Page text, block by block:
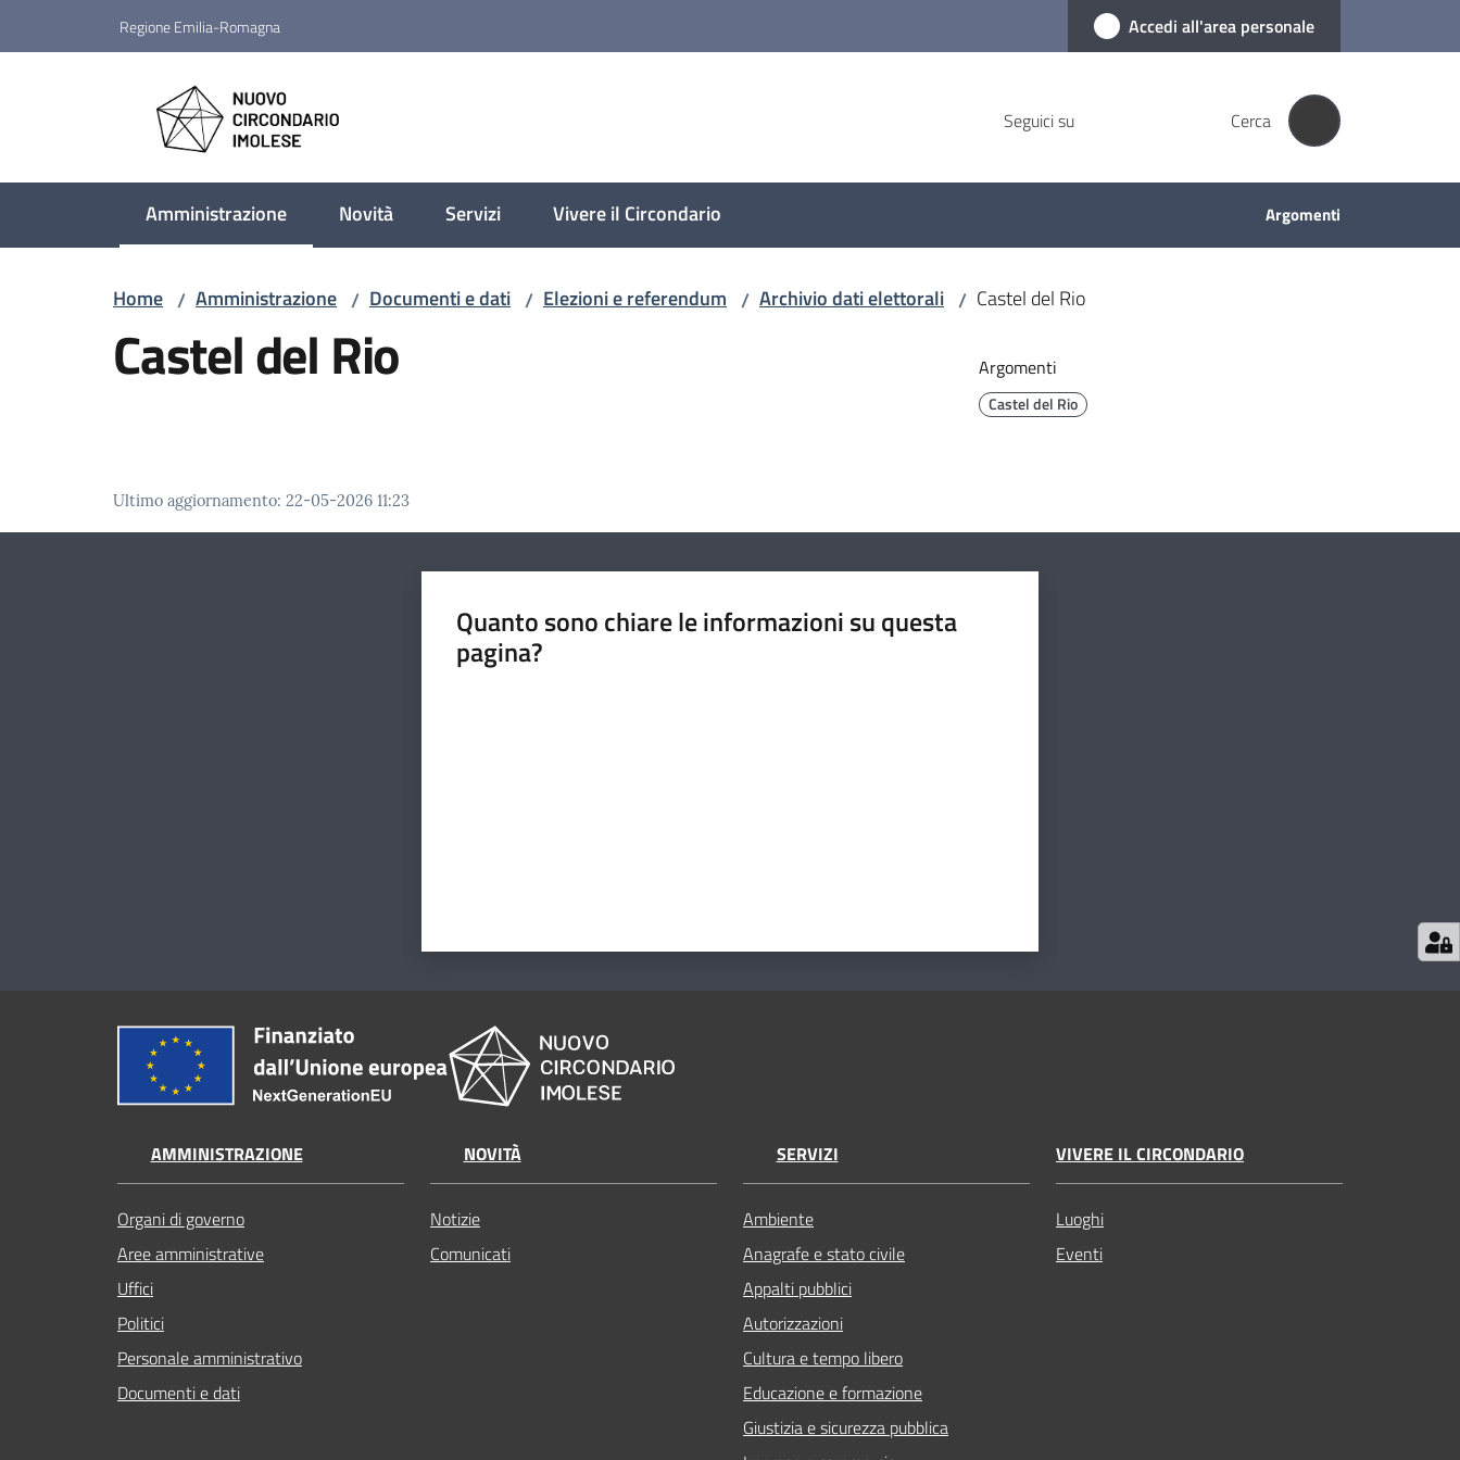
Regione Emilia-Romagna Accedi all'area personale
Nuovo Circondario Imolese Seguici su Cerca
Amministrazione
Menu selezionato Novità Servizi Vivere il Circondario Argomenti
Home / Amministrazione / Documenti e dati / Elezioni e referendum / Archivio dati elettorali / Castel del Rio
Castel del Rio Argomenti
Castel del Rio
Ultimo aggiornamento: 22-05-2026 11:23
Quanto sono chiare le informazioni su questa
pagina?
AMMINISTRAZIONE
Organi di governo
Aree amministrative
Uffici
Politici
Personale amministrativo
Documenti e dati
NOVITÀ
Notizie
Comunicati
SERVIZI
Ambiente
Anagrafe e stato civile
Appalti pubblici
Autorizzazioni
Cultura e tempo libero
Educazione e formazione
Giustizia e sicurezza pubblica
VIVERE IL CIRCONDARIO
Luoghi
Eventi